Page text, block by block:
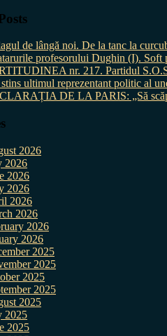
de lângă noi. De la tanc la
profesorului Dughin (I). Soft
nr. 217. Partidul
stins ultimul reprezentant politic al
DE LA PARIS: „Să
2026
2026
2026
2026
2026
2026
2026
2026
2025
2025
2025
2025
2025
2025
2025